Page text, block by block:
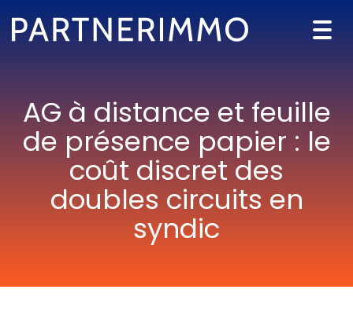
AG à distance et feuille
de présence papier : le
coût discret des
doubles circuits en
syndic